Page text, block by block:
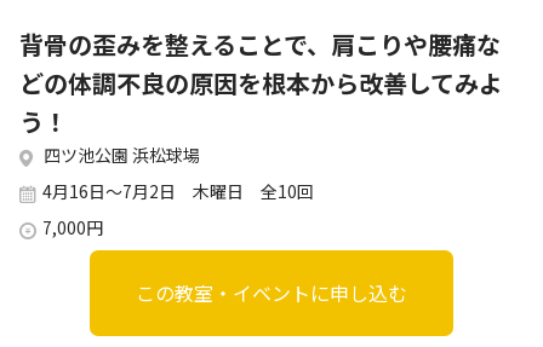
053-411-8686
各教室・イベントページの問い合わせ先までお願いいたします。
背骨の歪みを整えることで、肩こりや腰痛な
どの体調不良の原因を根本から改善してみよ
う！
四ツ池公園 浜松球場
4月16日～7月2日 木曜日 全10回
7,000円
この教室・イベントに申し込む